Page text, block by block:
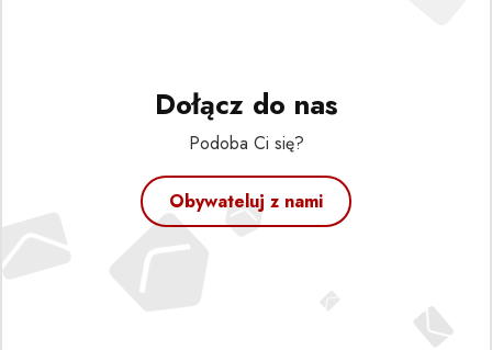
Dołącz do nas
Podoba Ci się?
Obywateluj z nami